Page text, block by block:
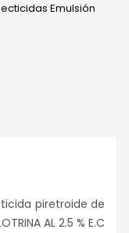
Emulsión
piretroide de
AL 2.5 % E.C